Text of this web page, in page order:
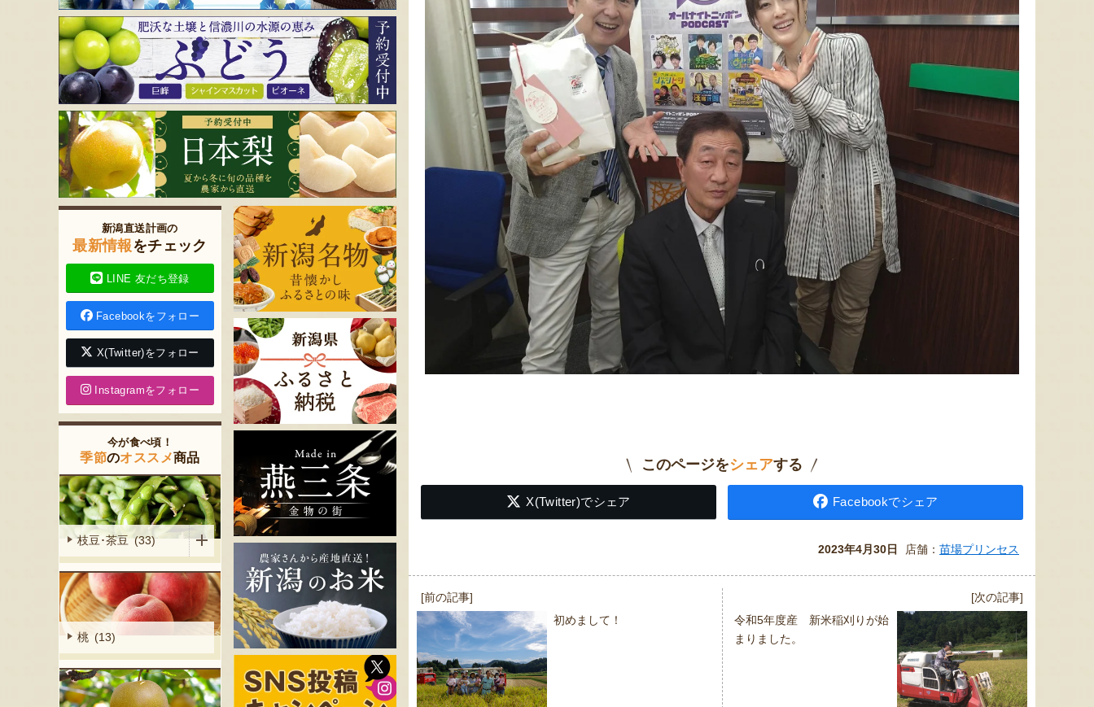
このページをシェアする
X(Twitter)でシェア Facebookでシェア
2023年4月30日 店舗： 苗場プリンセス
投
稿
ビ
ゲ
ー
[前の記事]
初めまして！
[次の記事]
令和5年度産 新米稲刈りが始
まりました。
新潟直送計画の
最新情報をチェック
LINE 友だち登録
Facebookをフォロー
X(Twitter)をフォロー
Instagramをフォロー
今が食べ頃！
季節のオススメ商品
枝豆･茶豆 (33)
桃 (13)